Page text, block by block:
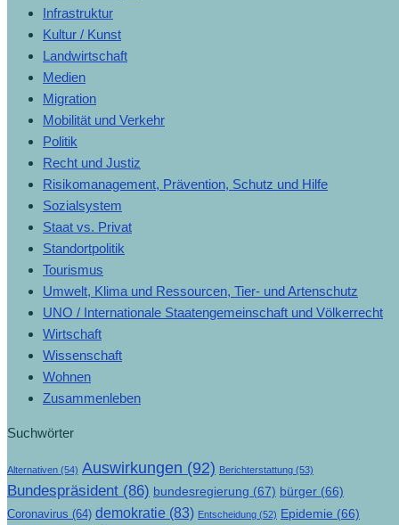
Infrastruktur
Kultur / Kunst
Landwirtschaft
Medien
Migration
Mobilität und Verkehr
Politik
Recht und Justiz
Risikomanagement, Prävention, Schutz und Hilfe
Sozialsystem
Staat vs. Privat
Standortpolitik
Tourismus
Umwelt, Klima und Ressourcen, Tier- und Artenschutz
UNO / Internationale Staatengemeinschaft und Völkerrecht
Wirtschaft
Wissenschaft
Wohnen
Zusammenleben
Suchwörter
Alternativen (54) Auswirkungen (92) Berichterstattung (53)
Bundespräsident (86) bundesregierung (67) bürger (66)
Coronavirus (64) demokratie (83) Entscheidung (52) Epidemie (66)